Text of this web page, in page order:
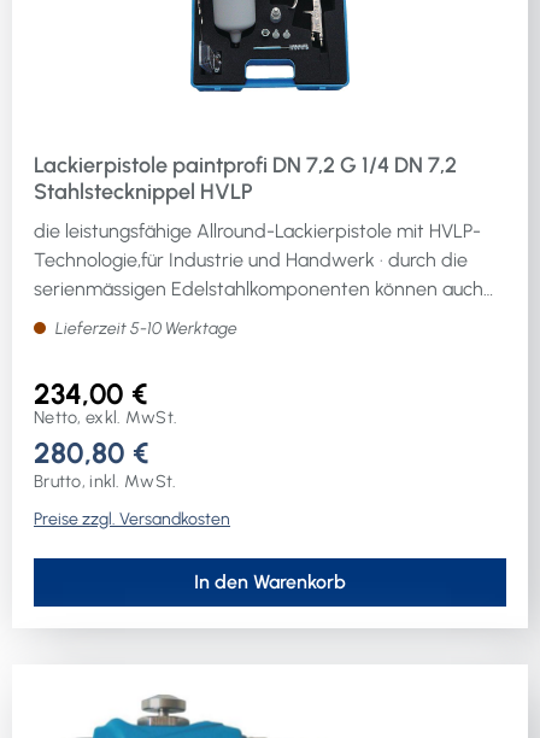
Lackierpistole paintprofi DN 7,2 G 1/4 DN 7,2
Stahlstecknippel HVLP
die leistungsfähige Allround-Lackierpistole mit HVLP-
Technologie,für Industrie und Handwerk · durch die
serienmässigen Edelstahlkomponenten können auch
Lacke, Füller und Grundierungen auf Wasserbasis
verarbeitet werdenInhalt: Lackierpistole, Fliessbecher
Stahlkupplungsnippel, Pflegeöl, mit Ø 1,3 mm Düse ·
technische Eigenschaften:· Anschlussart:
Stahlstecknippel
Lieferzeit 5-10 Werktage
234,00 €
Netto, exkl. MwSt.
280,80 €
Brutto, inkl. MwSt.
Preise zzgl. Versandkosten
In den Warenkorb